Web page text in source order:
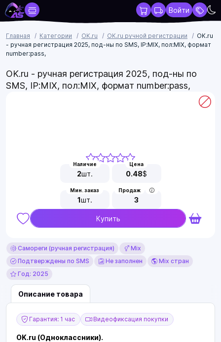
Войти
Главная Категории OK.ru OK.ru ручной регистрации
ОK.ru
- ручная регистрация 2025, под-ны по SMS, IP:MIX, пол:MIX, формат
number:pass,
ОK.ru - ручная регистрация 2025, под-ны по
SMS, IP:MIX, пол:MIX, формат number:pass,
Наличие
2шт.
Цена
0.48$
Мин. заказ
1шт.
Продаж
3
Купить
Самореги (ручная регистрация)
Mix
Подтверждены по SMS
Не заполнен
Mix стран
Год: 2025
Описание товара
Гарантия: 1 час Видеофиксация покупки
ОK.ru (Одноклассники).